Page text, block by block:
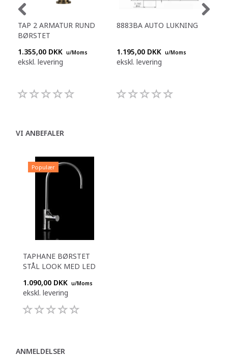
TAP 2 ARMATUR RUND
BØRSTET
1.355,00 DKK u/Moms
ekskl. levering
8883BA AUTO LUKNING
1.195,00 DKK u/Moms
ekskl. levering
VI ANBEFALER
Populær
TAPHANE BØRSTET
STÅL LOOK MED LED
1.090,00 DKK u/Moms
ekskl. levering
ANMELDELSER